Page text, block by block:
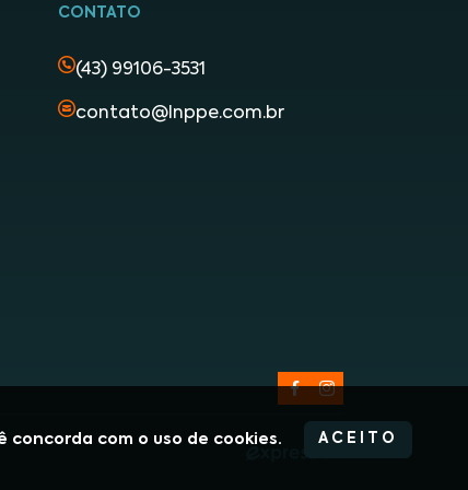
CONTATO
(43) 99106-3531
contato@lnppe.com.br
concorda com o uso de cookies. ACEITO